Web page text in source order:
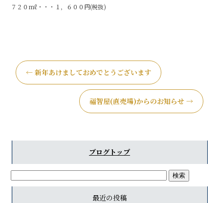
７２０mℓ・・・１，６００円(税抜)
← 新年あけましておめでとうございます
福智屋(直売場)からのお知らせ →
ブログトップ
最近の投稿